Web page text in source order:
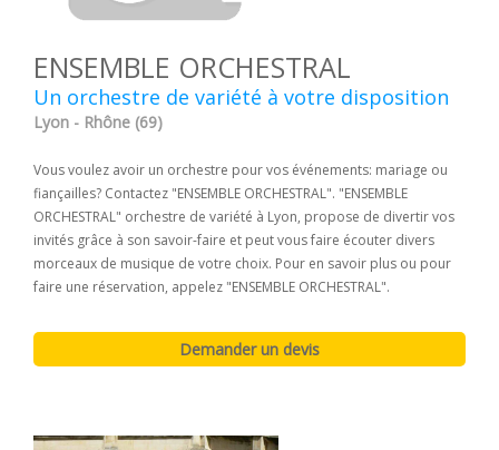
ENSEMBLE ORCHESTRAL
Un orchestre de variété à votre disposition
Lyon - Rhône (69)
Vous voulez avoir un orchestre pour vos événements: mariage ou
fiançailles? Contactez "ENSEMBLE ORCHESTRAL". "ENSEMBLE
ORCHESTRAL" orchestre de variété à Lyon, propose de divertir vos
invités grâce à son savoir-faire et peut vous faire écouter divers
morceaux de musique de votre choix. Pour en savoir plus ou pour
faire une réservation, appelez "ENSEMBLE ORCHESTRAL".